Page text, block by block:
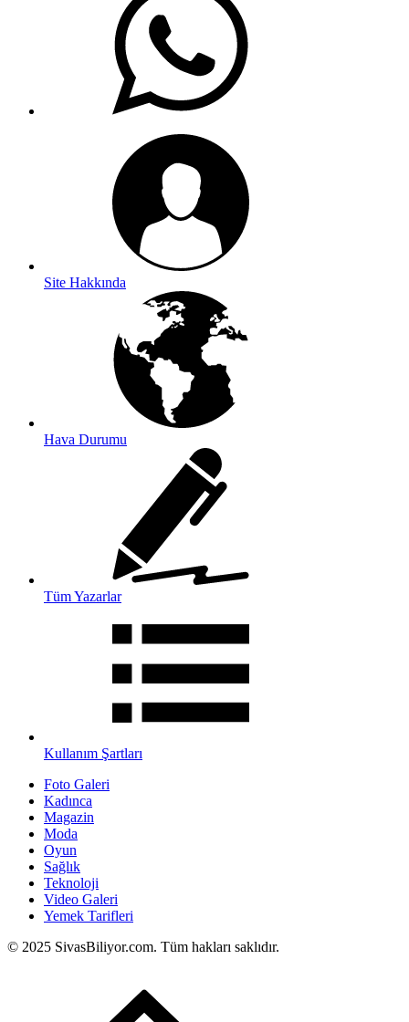
Site Hakkında
Hava Durumu
Tüm Yazarlar
Kullanım Şartları
Foto Galeri
Kadınca
Magazin
Moda
Oyun
Sağlık
Teknoloji
Video Galeri
Yemek Tarifleri
© 2025 SivasBiliyor.com. Tüm hakları saklıdır.